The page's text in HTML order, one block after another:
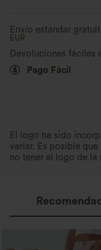
Cómodo como
Elasticidad alta
Envío estándar
EUR
Devoluciones fáciles
Pago Fácil
El logo ha sido
variar. Es posible
no tener el logo de la